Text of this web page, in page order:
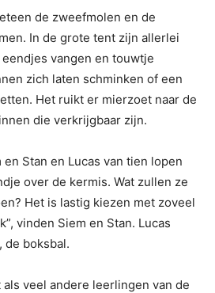
de zweefmolen en de
In de grote tent zijn allerlei
vangen en touwtje
zich laten schminken of een
Het ruikt er mierzoet naar de
die verkrijgbaar zijn.
Stan en Lucas van tien lopen
over de kermis. Wat zullen ze
Het is lastig kiezen met zoveel
vinden Siem en Stan. Lucas
de boksbal.
als veel andere leerlingen van de